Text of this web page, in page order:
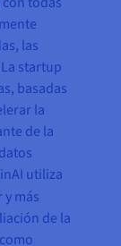
las
startup
basadas
la
de la
utiliza
más
de la